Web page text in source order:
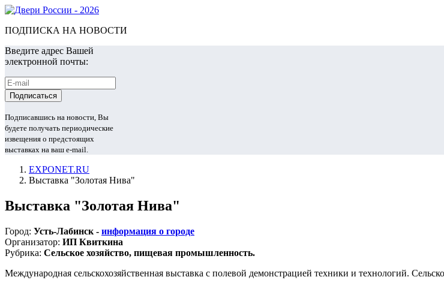
ПОДПИСКА НА НОВОСТИ
Введите адрес Вашей
электронной почты:
Подписавшись на новости, Вы
будете получать периодические
извещения о предстоящих
выставках на ваш e-mail.
EXPONET.RU
Выставка "Золотая Нива"
Выставка "Золотая Нива"
Город: Усть-Лабинск - информация о городе
Организатор: ИП Квиткина
Рубрика: Сельское хозяйство, пищевая промышленность.
Международная сельскохозяйственная выставка с полевой демонстрацией техники и технологий.